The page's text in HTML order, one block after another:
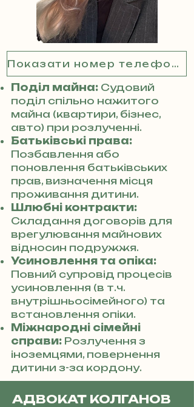
Показати номер телефону
Поділ майна: Судовий
поділ спільно нажитого
майна (квартири, бізнес,
авто) при розлученні.
Батьківські права:
Позбавлення або
поновлення батьківських
прав, визначення місця
проживання дитини.
Шлюбні контракти:
Складання договорів для
врегулювання майнових
відносин подружжя.
Усиновлення та опіка:
Повний супровід процесів
усиновлення (в т.ч.
внутрішньосімейного) та
встановлення опіки.
Міжнародні сімейні
справи: Розлучення з
іноземцями, повернення
дитини з-за кордону.
АДВОКАТ КОЛГАНОВ